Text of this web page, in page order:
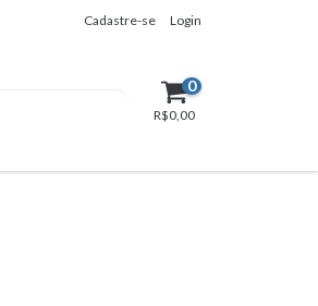
Cadastre-se Login
0
R$0,00